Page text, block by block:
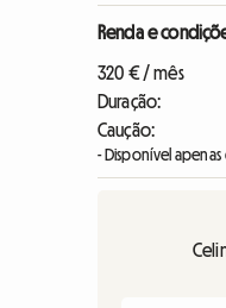
Renda e
320 € / mês
Duração:
Caução:
- Disponível apenas